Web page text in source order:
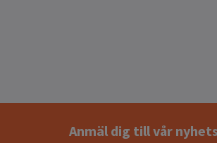
Anmäl dig till vår